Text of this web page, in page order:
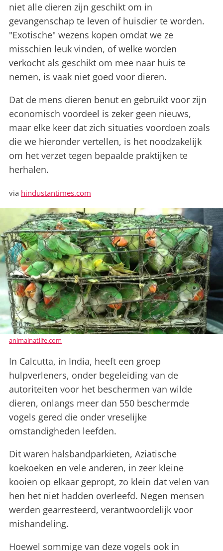
niet alle dieren zijn geschikt om in
gevangenschap te leven of huisdier te worden.
"Exotische" wezens kopen omdat we ze
misschien leuk vinden, of welke worden
verkocht als geschikt om mee naar huis te
nemen, is vaak niet goed voor dieren.
Dat de mens dieren benut en gebruikt voor zijn
economisch voordeel is zeker geen nieuws,
maar elke keer dat zich situaties voordoen zoals
die we hieronder vertellen, is het noodzakelijk
om het verzet tegen bepaalde praktijken te
herhalen.
via hindustantimes.com
animalnatlife.com
In Calcutta, in India, heeft een groep
hulpverleners, onder begeleiding van de
autoriteiten voor het beschermen van wilde
dieren, onlangs meer dan 550 beschermde
vogels gered die onder vreselijke
omstandigheden leefden.
Dit waren halsbandparkieten, Aziatische
koekoeken en vele anderen, in zeer kleine
kooien op elkaar gepropt, zo klein dat velen van
hen het niet hadden overleefd. Negen mensen
werden gearresteerd, verantwoordelijk voor
mishandeling.
Hoewel sommige van deze vogels ook in